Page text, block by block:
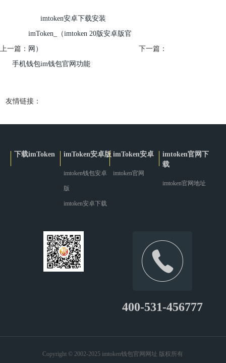
上一篇：
imtoken安卓下载安装
imToken_（imtoken 20版安卓版官
网）
下一篇：
手机钱包im钱包官网功能
友情链接：
下载imToken imToken安卓版
imtoken钱包安卓
版
imtoken安卓下载
imToken安卓
imtoken官网
imtoken官网下
载
imtoken官网地址
400-531-456777
Copyright © 2002-2025 imtoken钱包官网网址 版权所有